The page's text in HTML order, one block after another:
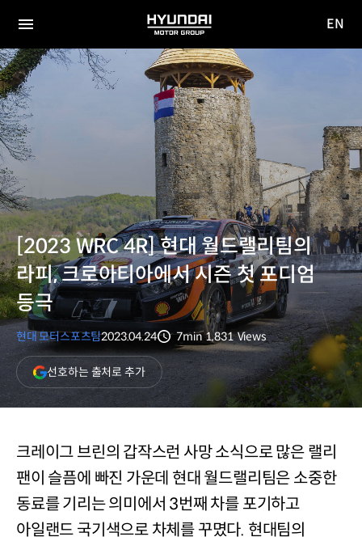
전체
메뉴
HYUNDAI
MOTOR
GROUP
EN
[2023 WRC 4R] 현대 월드랠리팀의
라피, 크로아티아에서 시즌 첫 포디엄
등극
현대 모터스포츠팀2023.04.24
분량
7min
조회수
1,831 Views
선호하는 출처로 추가(새
창
열림)
크레이그 브린의 갑작스런 사망 소식으로 많은 랠리
팬이 슬픔에 빠진 가운데 현대 월드랠리팀은 소중한
동료를 기리는 의미에서 3번째 차를 포기하고
아일랜드 국기색으로 차체를 꾸몄다. 현대팀의